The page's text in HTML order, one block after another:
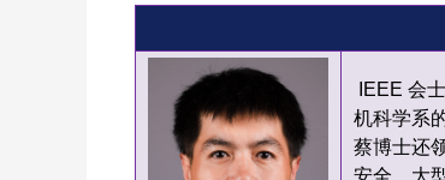
IEEE 会
机科学系
蔡博士还
安全、大